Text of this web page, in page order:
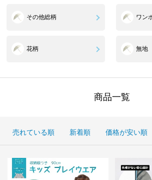
その他総柄 ワン
花柄 無地
商品一覧
売れている順 新着順 価格が安い順